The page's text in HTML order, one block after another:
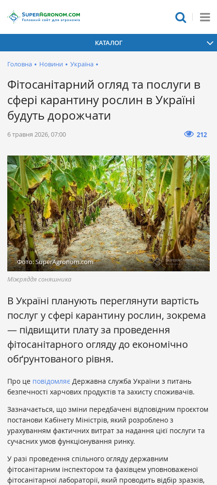
КАТАЛОГ
Головна • Новини • Україна •
Фітосанітарний огляд та послуги в
сфері карантину рослин в Україні
будуть дорожчати
6 травня 2026, 07:00 212
Фото: SuperAgronom.com
Міжряддя соняшника
В Україні планують переглянути вартість
послуг у сфері карантину рослин, зокрема
— підвищити плату за проведення
фітосанітарного огляду до економічно
обґрунтованого рівня.
Про це повідомляє Державна служба України з питань
безпечності харчових продуктів та захисту споживачів.
Зазначається, що зміни передбачені відповідним проєктом
постанови Кабінету Міністрів, який розроблено з
урахуванням фактичних витрат за надання цієї послуги та
сучасних умов функціонування ринку.
У разі проведення спільного огляду державним
фітосанітарним інспектором та фахівцем уповноваженої
фітосанітарної лабораторії, який проводить відбір зразків,